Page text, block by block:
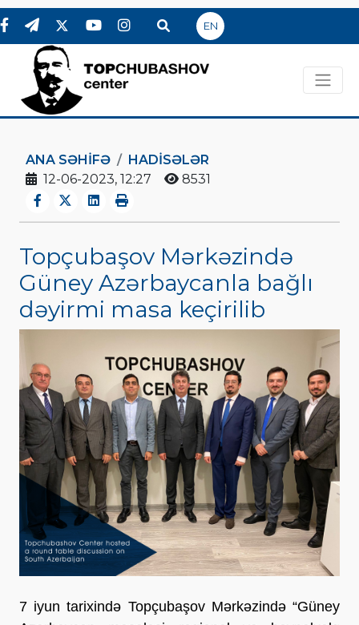
EN
ANA SƏHIFƏ
HADİSƏLƏR
12-06-2023, 12:27
8531
Topçubaşov Mərkəzində
Güney Azərbaycanla bağlı
dəyirmi masa keçirilib
7 iyun tarixində Topçubaşov Mərkəzində “Güney